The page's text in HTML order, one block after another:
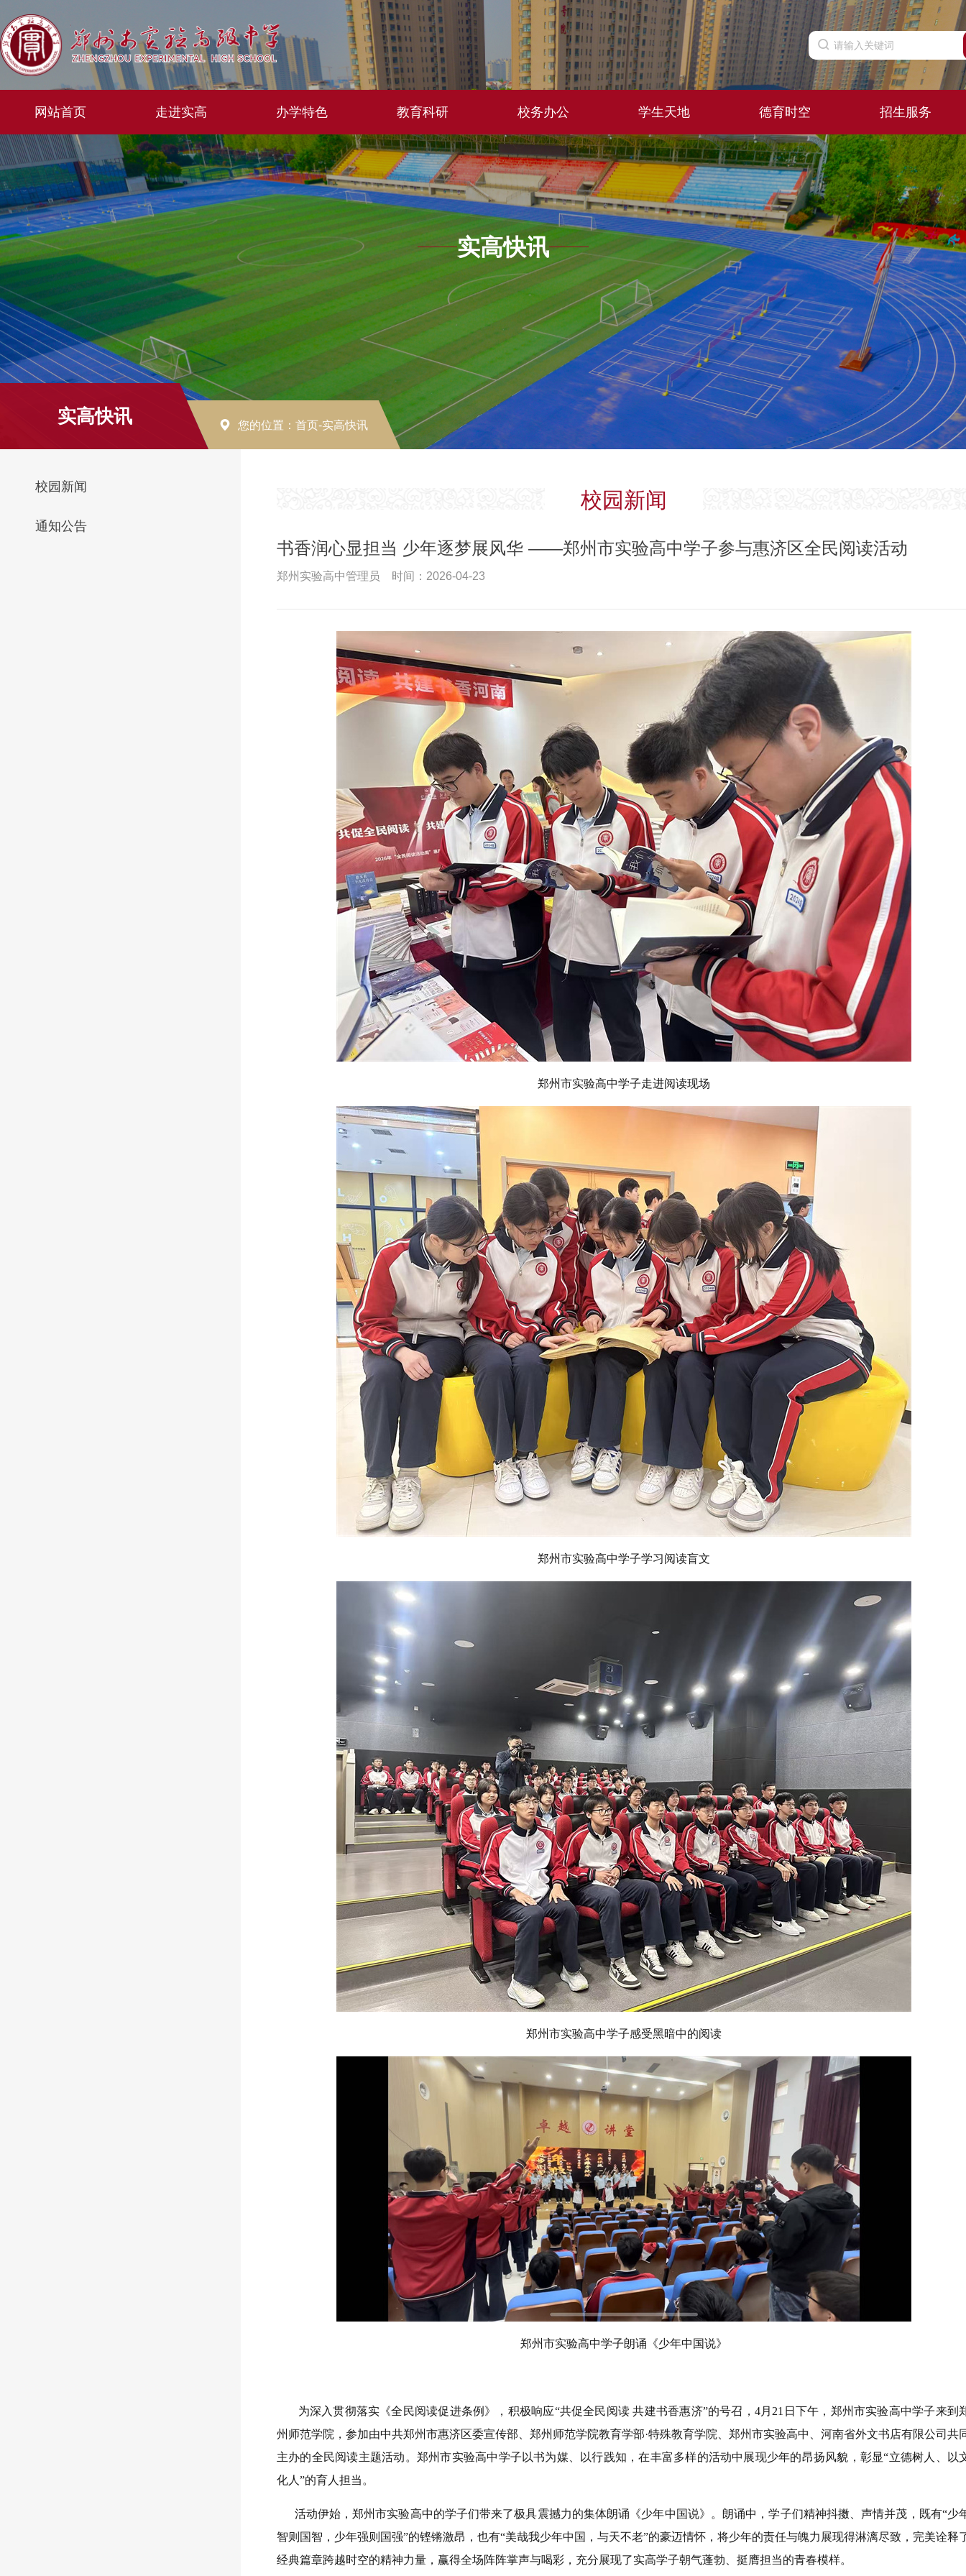
网站首页 走进实高 办学特色 教育科研 校务办公 学生天地 德育时空 招生服务
实高快讯
实高快讯 您的位置： 首页-实高快讯
校园新闻
通知公告
校园新闻
书香润心显担当 少年逐梦展风华 ——郑州市实验高中学子参与惠济区全民阅读活动
郑州实验高中管理员 时间：2026-04-23
郑州市实验高中学子走进阅读现场
郑州市实验高中学子学习阅读盲文
郑州市实验高中学子感受黑暗中的阅读
郑州市实验高中学子朗诵《少年中国说》
为深入贯彻落实《全民阅读促进条例》，积极响应“共促全民阅读 共建书香惠济”的号召，4月21日下午，郑州市实验高中学子来到
州师范学院，参加由中共郑州市惠济区委宣传部、郑州师范学院教育学部·特殊教育学院、郑州市实验高中、河南省外文书店有限公司共
主办的全民阅读主题活动。郑州市实验高中学子以书为媒、以行践知，在丰富多样的活动中展现少年的昂扬风貌，彰显“立德树人、以
化人”的育人担当。
活动伊始，郑州市实验高中的学子们带来了极具震撼力的集体朗诵《少年中国说》。朗诵中，学子们精神抖擞、声情并茂，既有“少
智则国智，少年强则国强”的铿锵激昂，也有“美哉我少年中国，与天不老”的豪迈情怀，将少年的责任与魄力展现得淋漓尽致，完美诠释
经典篇章跨越时空的精神力量，赢得全场阵阵掌声与喝彩，充分展现了实高学子朝气蓬勃、挺膺担当的青春模样。